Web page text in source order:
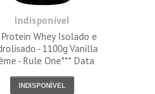
Indisponível
Protein Whey Isolado e
- 1100g Vanilla
- Rule One*** Data
INDISPONÍVEL